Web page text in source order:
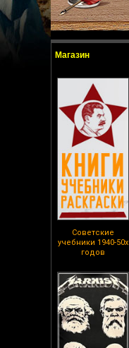
Магазин
Советские
учебники 1940-50х
годов